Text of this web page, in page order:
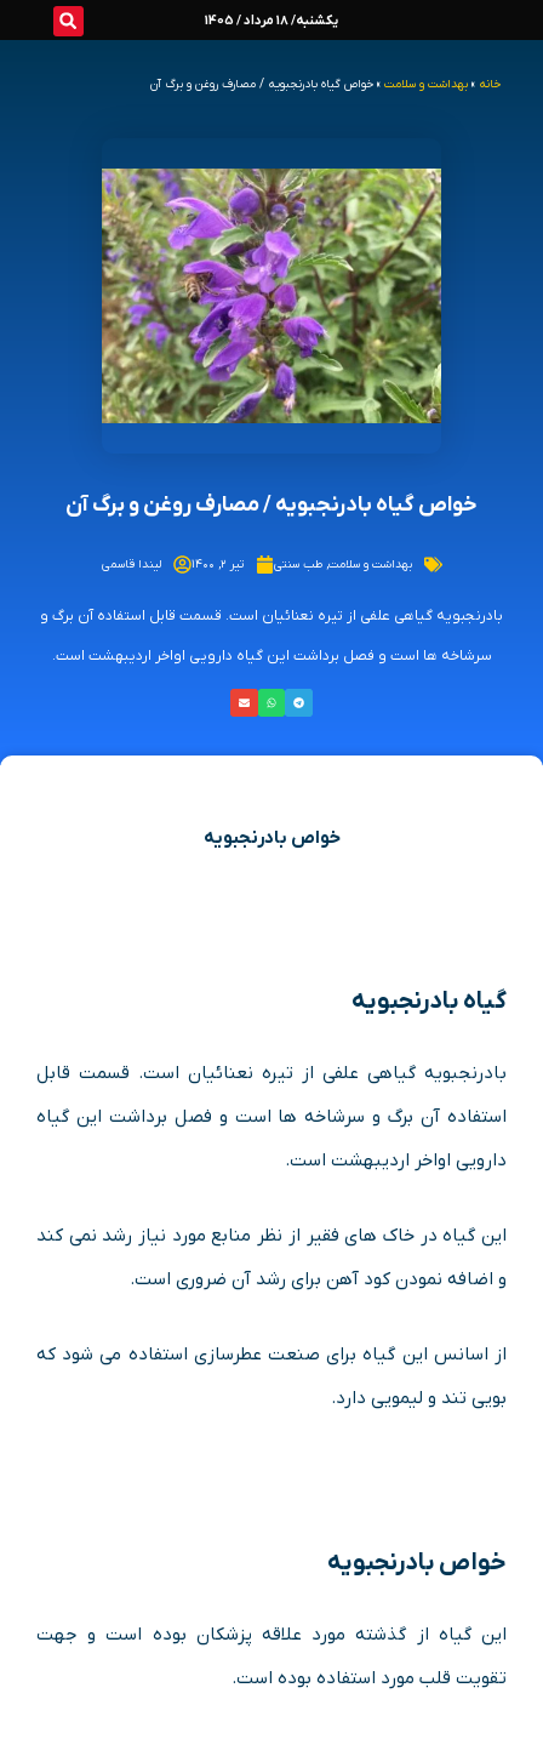
یکشنبه/ 18 مرداد / 1405
خانه » بهداشت و سلامت » خواص گیاه بادرنجبویه / مصارف روغن و برگ آن
خواص گیاه بادرنجبویه / مصارف روغن و برگ آن
بهداشت و سلامت,طب سنتی تیر ۲, ۱۴۰۰ لیندا قاسمی
بادرنجبویه گیاهی علفی از تیره نعنائیان است. قسمت قابل استفاده آن برگ و
سرشاخه ها است و فصل برداشت این گیاه دارویی اواخر اردیبهشت است.
خواص بادرنجبویه
گیاه بادرنجبویه
بادرنجبویه گیاهی علفی از تیره نعنائیان است. قسمت قابل
استفاده آن برگ و سرشاخه ها است و فصل برداشت این گیاه
دارویی اواخر اردیبهشت است.
این گیاه در خاک های فقیر از نظر منابع مورد نیاز رشد نمی کند
و اضافه نمودن کود آهن برای رشد آن ضروری است.
از اسانس این گیاه برای صنعت عطرسازی استفاده می شود که
بویی تند و لیمویی دارد.
خواص بادرنجبویه
این گیاه از گذشته مورد علاقه پزشکان بوده است و جهت
تقویت قلب مورد استفاده بوده است.